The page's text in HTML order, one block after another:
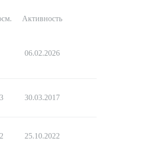
Активность
06.02.2026
30.03.2017
25.10.2022